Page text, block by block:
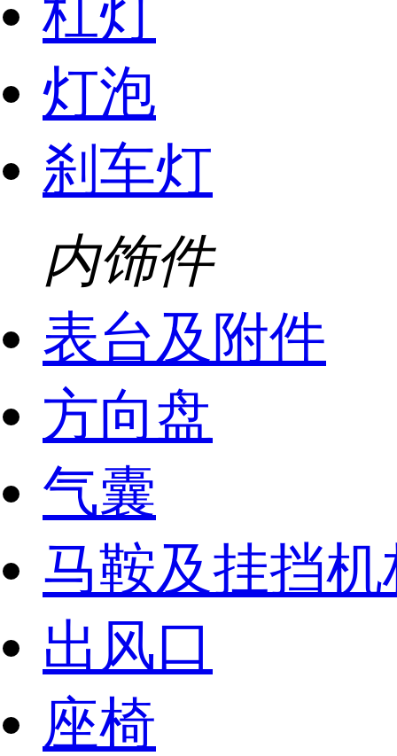
杠灯
灯泡
刹车灯
内饰件
表台及附件
方向盘
气囊
马鞍及挂挡机
出风口
座椅